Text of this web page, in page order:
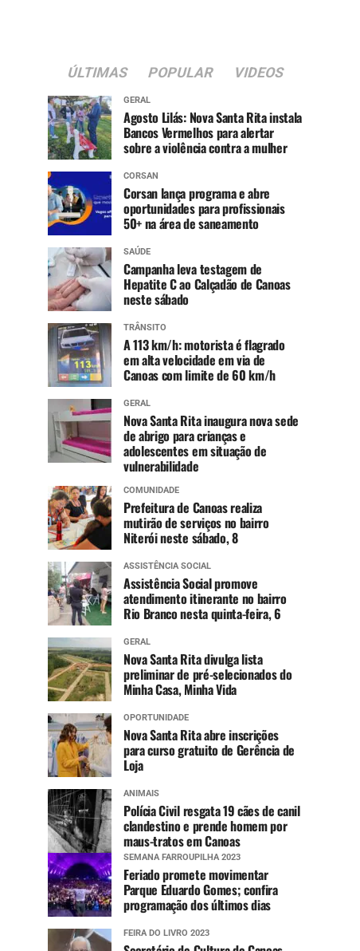
ÚLTIMAS POPULAR VIDEOS
GERAL
Agosto Lilás: Nova Santa Rita instala
Bancos Vermelhos para alertar
sobre a violência contra a mulher
CORSAN
Corsan lança programa e abre
oportunidades para profissionais
50+ na área de saneamento
SAÚDE
Campanha leva testagem de
Hepatite C ao Calçadão de Canoas
neste sábado
TRÂNSITO
A 113 km/h: motorista é flagrado
em alta velocidade em via de
Canoas com limite de 60 km/h
GERAL
Nova Santa Rita inaugura nova sede
de abrigo para crianças e
adolescentes em situação de
vulnerabilidade
COMUNIDADE
Prefeitura de Canoas realiza
mutirão de serviços no bairro
Niterói neste sábado, 8
ASSISTÊNCIA SOCIAL
Assistência Social promove
atendimento itinerante no bairro
Rio Branco nesta quinta-feira, 6
GERAL
Nova Santa Rita divulga lista
preliminar de pré-selecionados do
Minha Casa, Minha Vida
OPORTUNIDADE
Nova Santa Rita abre inscrições
para curso gratuito de Gerência de
Loja
ANIMAIS
Polícia Civil resgata 19 cães de canil
clandestino e prende homem por
maus-tratos em Canoas
SEMANA FARROUPILHA 2023
Feriado promete movimentar
Parque Eduardo Gomes; confira
programação dos últimos dias
FEIRA DO LIVRO 2023